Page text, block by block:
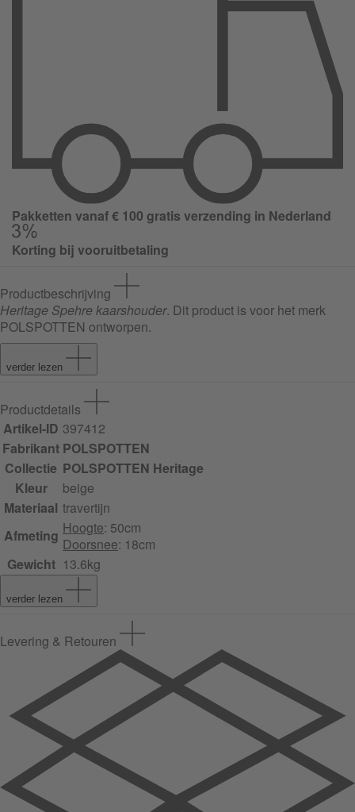
Pakketten vanaf € 100 gratis verzending in Nederland
Korting bij vooruitbetaling
Productbeschrijving
Heritage Spehre kaarshouder. Dit product is voor het merk
POLSPOTTEN ontworpen.
verder lezen
Productdetails
Artikel-ID 397412
Fabrikant POLSPOTTEN
Collectie POLSPOTTEN Heritage
Kleur
beige
Materiaal travertijn
Afmeting Hoogte: 50cm
Doorsnee: 18cm
Gewicht 13.6kg
verder lezen
Levering & Retouren